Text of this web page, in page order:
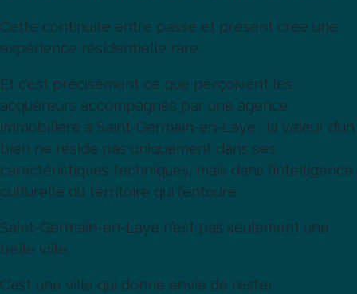
Cette continuité entre passé et présent crée une
expérience résidentielle rare.
Et c’est précisément ce que perçoivent les
acquéreurs accompagnés par une agence
immobilière à Saint-Germain-en-Laye : la valeur d’un
bien ne réside pas uniquement dans ses
caractéristiques techniques, mais dans l’intelligence
culturelle du territoire qui l’entoure.
Saint-Germain-en-Laye n’est pas seulement une
belle ville.
C’est une ville qui donne envie de rester.